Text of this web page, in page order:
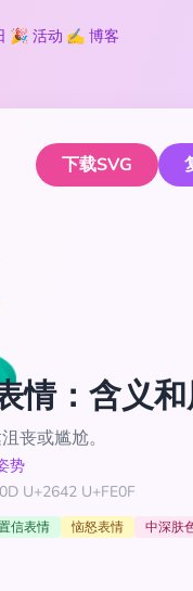
🎉 活动 ✍️ 博客
下载SVG
情：含义
丧或尴尬。
势
U+2642 U+FE0F
信表情 恼怒表情 中深肤